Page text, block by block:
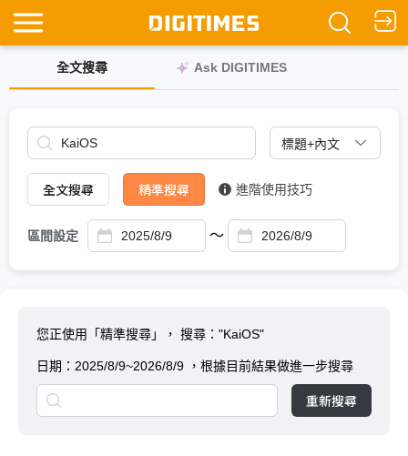
全文搜尋 Ask DIGITIMES
全文搜尋 精準搜尋 進階使用技巧
區間設定 ～
您正使用「精準搜尋」， 搜尋："KaiOS"
日期： 2025/8/9~2026/8/9 ，根據目前結果做進一步搜尋
重新搜尋